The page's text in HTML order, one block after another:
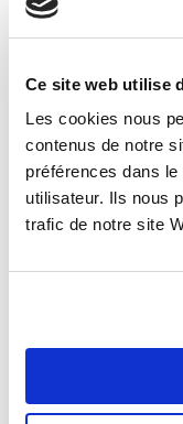
Ce site web utilise
Les cookies nous
contenus de notre
préférences dans
utilisateur. Ils nous
trafic de notre site